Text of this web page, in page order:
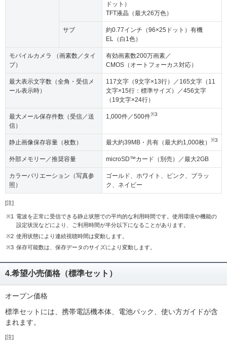
ドット）
TFT液晶（最大26万色）
サブ
約0.77インチ（96×25ドット）有機
EL（白1色）
モバイルカメラ （画素数／タイ
プ）
有効画素数200万画素／
CMOS（オートフォーカス対応）
最大表示文字数（全角・受信メ
ール表示時）
117文字（9文字×13行）／165文字（11
文字×15行：標準サイズ）／456文字
（19文字×24行）
最大メール保存件数（受信／送
信）
1,000件／500件※3
静止画像保存容量（枚数） 最大約39MB・共有（最大約1,000枚） ※3
外部メモリー／推奨容量 microSD™カード（別売）／最大2GB
カラーバリエーション（写真参
照）
ゴールド、ホワイト、ピンク、ブラッ
ク、ネイビー
[注]
※1
電波を正常に受信できる静止状態での平均的な利用時間です。使用環境や機能の
設定状況などにより、ご利用時間が半分以下になることがあります。
※2 使用状態により連続視聴時間は変動します。
※3 保存可能数は、保存データのサイズにより変動します。
4.希望小売価格（標準セット）
オープン価格
標準セットには、携帯電話機本体、電池パック、使い方ガイドが含
まれます。
[注]